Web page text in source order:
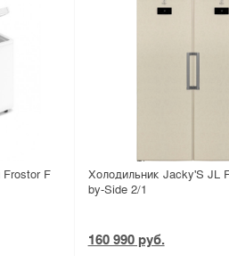
F
Холодильник Jacky'S JL
by-Side 2/1
160 990 руб.